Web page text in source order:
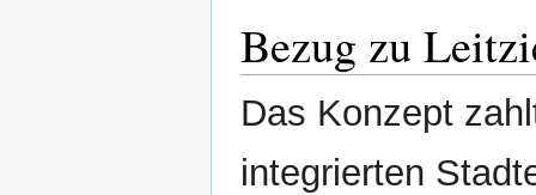
Bezug zu
Das Konzept
integrierten